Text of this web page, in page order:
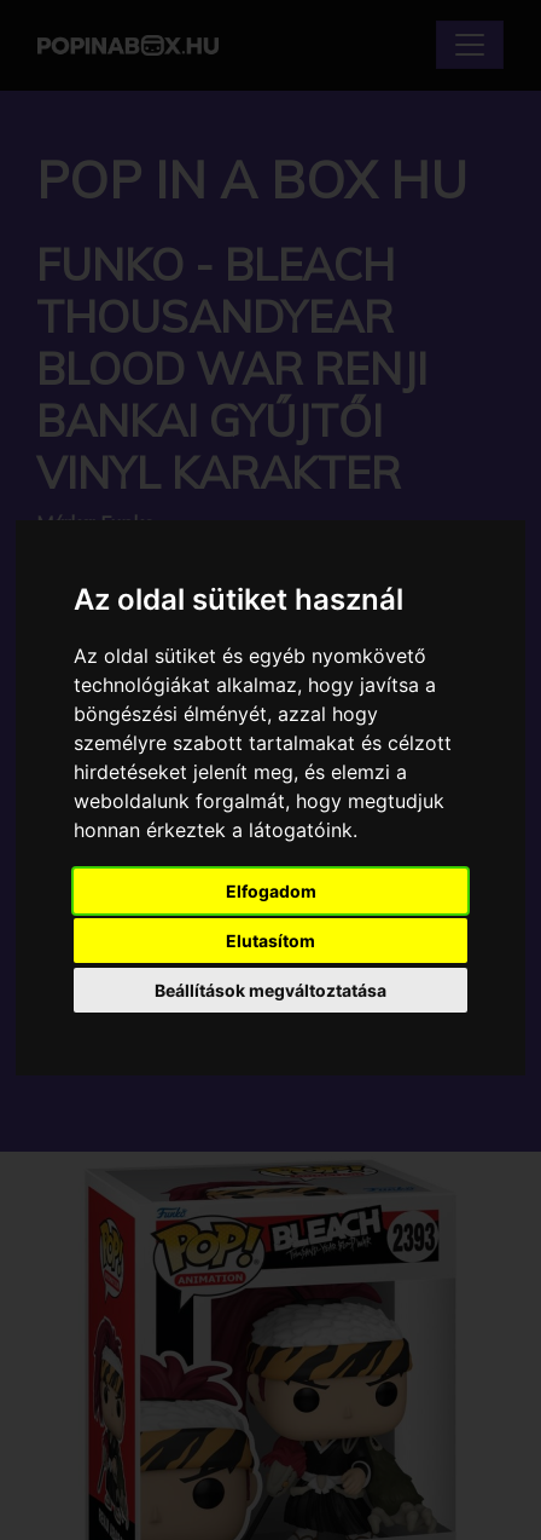
Az oldal sütiket használ
Az oldal sütiket és egyéb nyomkövető
technológiákat alkalmaz, hogy javítsa a
böngészési élményét, azzal hogy
személyre szabott tartalmakat és célzott
hirdetéseket jelenít meg, és elemzi a
weboldalunk forgalmát, hogy megtudjuk
honnan érkeztek a látogatóink.
Elfogadom
Elutasítom
Beállítások megváltoztatása
POP IN A BOX HU
FUNKO - BLEACH
THOUSANDYEAR
BLOOD WAR RENJI
BANKAI GYŰJTŐI
VINYL KARAKTER
Márka: Funko
Ára:6890 Ft
A Funko POP - Anime & Manga egyik népszerű
terméke a Funko - Bleach ThousandYear Blood War
Renji Bankai gyűjtői vinyl karakter, amely ablakos
csomagolásban azaz - POP In a Box - várja új
gazdáját.
TOVÁBB A VÁSÁRLÁSRA
Tetszik? Osszd meg másokkal!